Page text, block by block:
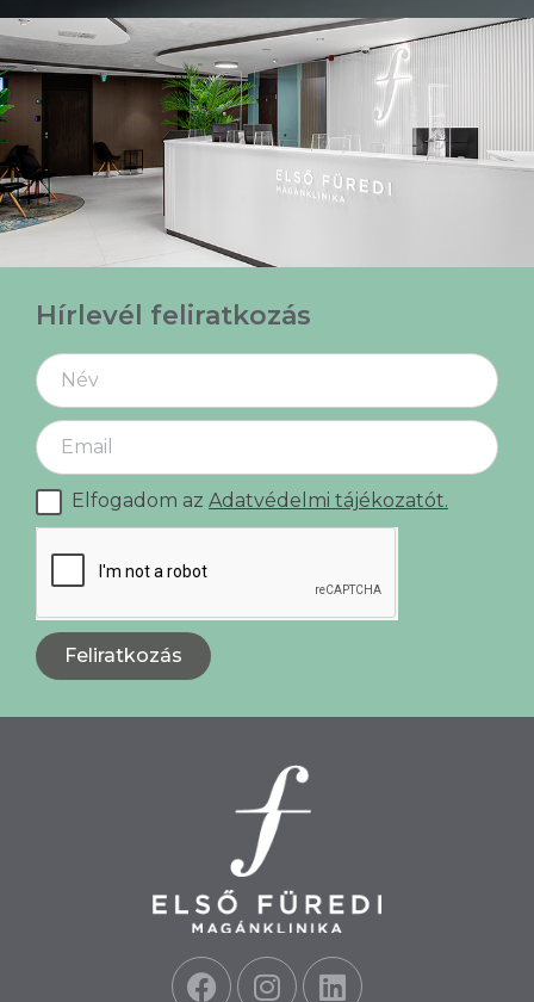
Hírlevél feliratkozás
Elfogadom az Adatvédelmi tájékozatót.
Feliratkozás